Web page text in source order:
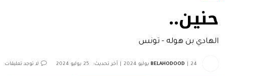
حنين..
الهادي بن هوله - تونس
BELAHODOOD 24 يوليو 2024 آخر تحديث: 25 يوليو 2024 لا توجد تعليقات